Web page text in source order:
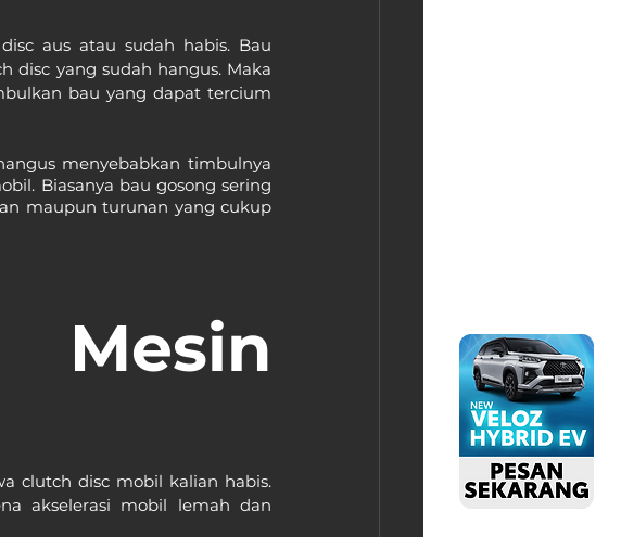
aus atau sudah habis. Bau
disc yang sudah hangus. Maka
bau yang dapat tercium
menyebabkan timbulnya
Biasanya bau gosong sering
maupun turunan yang cukup
Mesin
clutch disc mobil kalian habis.
akselerasi mobil lemah dan